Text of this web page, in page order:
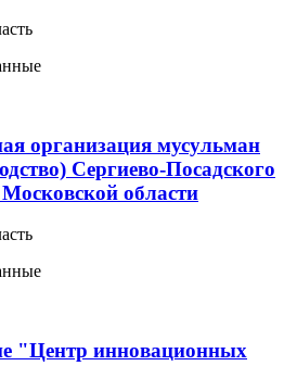
организация мусульман
Сергиево-Посадского
области
"Центр инновационных